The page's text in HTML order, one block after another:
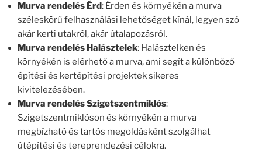
Murva rendelés Érd: Érden és környékén a murva
széleskörű felhasználási lehetőséget kínál, legyen szó
akár kerti utakról, akár útalapozásról.
Murva rendelés Halásztelek: Halásztelken és
környékén is elérhető a murva, ami segít a különböző
építési és kertépítési projektek sikeres
kivitelezésében.
Murva rendelés Szigetszentmiklós:
Szigetszentmiklóson és környékén a murva
megbízható és tartós megoldásként szolgálhat
útépítési és tereprendezési célokra.